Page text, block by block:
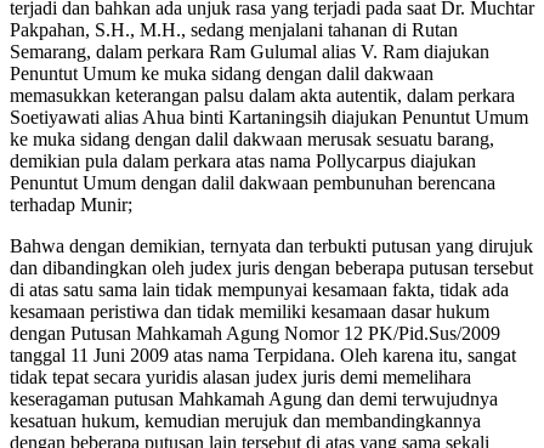
terjadi dan bahkan ada unjuk rasa yang terjadi pada saat Dr. Muchtar
Pakpahan, S.H., M.H., sedang menjalani tahanan di Rutan
Semarang, dalam perkara Ram Gulumal alias V. Ram diajukan
Penuntut Umum ke muka sidang dengan dalil dakwaan
memasukkan keterangan palsu dalam akta autentik, dalam perkara
Soetiyawati alias Ahua binti Kartaningsih diajukan Penuntut Umum
ke muka sidang dengan dalil dakwaan merusak sesuatu barang,
demikian pula dalam perkara atas nama Pollycarpus diajukan
Penuntut Umum dengan dalil dakwaan pembunuhan berencana
terhadap Munir;
Bahwa dengan demikian, ternyata dan terbukti putusan yang dirujuk
dan dibandingkan oleh judex juris dengan beberapa putusan tersebut
di atas satu sama lain tidak mempunyai kesamaan fakta, tidak ada
kesamaan peristiwa dan tidak memiliki kesamaan dasar hukum
dengan Putusan Mahkamah Agung Nomor 12 PK/Pid.Sus/2009
tanggal 11 Juni 2009 atas nama Terpidana. Oleh karena itu, sangat
tidak tepat secara yuridis alasan judex juris demi memelihara
keseragaman putusan Mahkamah Agung dan demi terwujudnya
kesatuan hukum, kemudian merujuk dan membandingkannya
dengan beberapa putusan lain tersebut di atas yang sama sekali